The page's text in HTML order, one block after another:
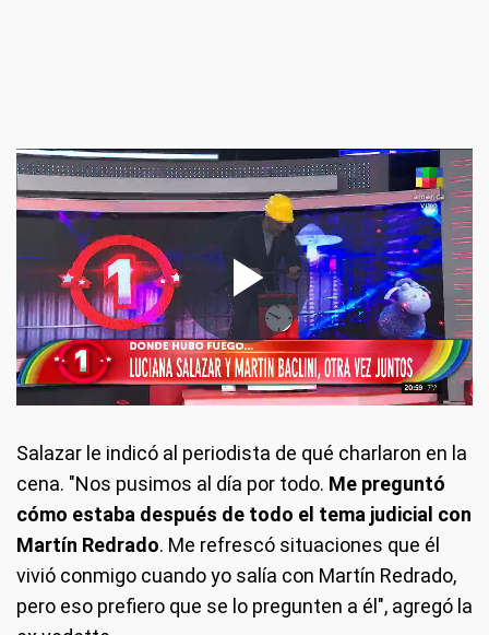
Salazar le indicó al periodista de qué charlaron en la
cena. "Nos pusimos al día por todo. Me preguntó
cómo estaba después de todo el tema judicial con
Martín Redrado. Me refrescó situaciones que él
vivió conmigo cuando yo salía con Martín Redrado,
pero eso prefiero que se lo pregunten a él", agregó la